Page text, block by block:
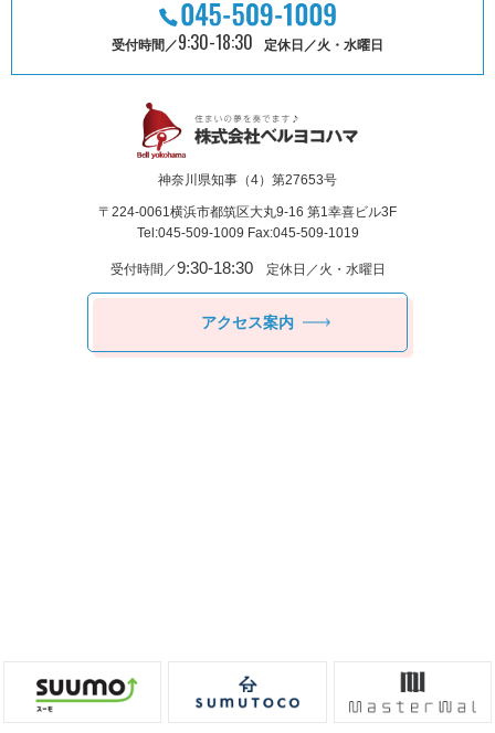
受付時間／9:30-18:30 定休日／火・水曜日
神奈川県知事（4）第27653号
〒224-0061横浜市都筑区⼤丸9-16 第1幸喜ビル3F
Tel:045-509-1009 Fax:045-509-1019
受付時間／9:30-18:30定休日／火・水曜日
アクセス案内